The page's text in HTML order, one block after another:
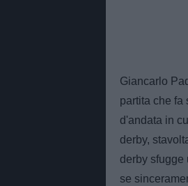
Giancarlo
partita che fa
d'andata in
derby,
derby sfugge
se